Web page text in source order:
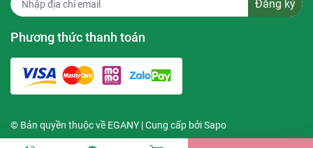
Đăng ký
Phương thức thanh toán
© Bản quyền thuộc về EGANY | Cung cấp bởiSapo